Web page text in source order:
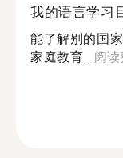
我的语言学习
能了解别的国
家庭教育...阅读